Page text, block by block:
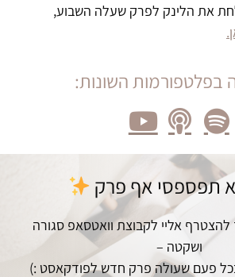
את הלינק לפרק שעלה השבוע,
בפלטפורמות השונות:
תפספסי אף פרק
להצטרף אליי לקבוצת וואטסאפ סגורה
ושקטה –
פעם שעולה פרק חדש לפודקאסט :)